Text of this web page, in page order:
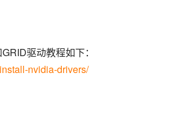
驱动教程如下：
nvidia-drivers/